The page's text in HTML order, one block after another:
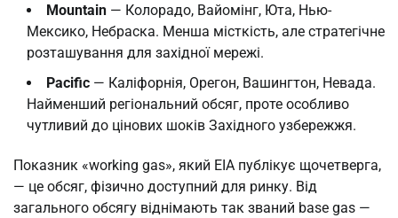
Mountain — Колорадо, Вайомінг, Юта, Нью-
Мексико, Небраска. Менша місткість, але стратегічне
розташування для західної мережі.
Pacific — Каліфорнія, Орегон, Вашингтон, Невада.
Найменший регіональний обсяг, проте особливо
чутливий до цінових шоків Західного узбережжя.
Показник «working gas», який EIA публікує щочетверга,
— це обсяг, фізично доступний для ринку. Від
загального обсягу віднімають так званий base gas —